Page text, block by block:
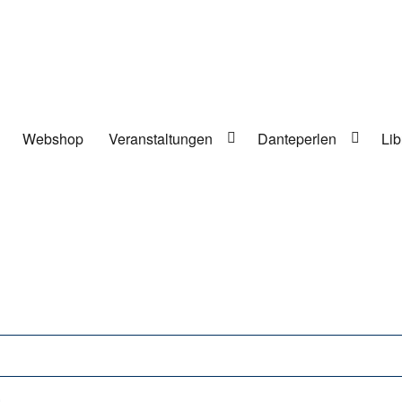
Webshop Veranstaltungen Danteperlen